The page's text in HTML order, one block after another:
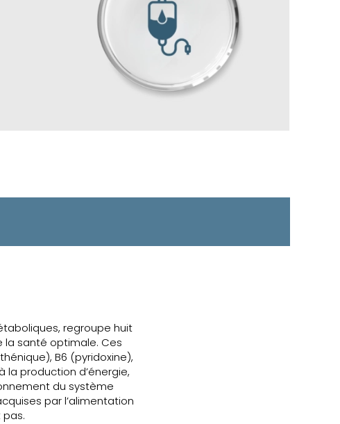
regroupe huit
la santé optimale. Ces
B6 (pyridoxine),
la production d’énergie,
du système
par l’alimentation